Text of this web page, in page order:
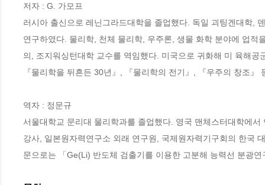
저자 : G. 가모프
러시아 출신으로 레닌그라드대학을 졸업했다. 독일 괴팅겐대학,
연구하였다. 물리학, 천체 물리학, 우주론, 생물 화학 분야에 업
의, 조지워싱턴대학 교수를 역임했다. 미국으로 귀화해 미 육해
『물리학을 뒤흔든 30년』, 『물리학의 전기』, 『우주의 창조』
역자 : 정문규
서울대학교 문리대 물리학과를 졸업했다. 영국 맨체스터대학에
강사, 일본원자력연구소 외래 연구원, 국제원자력기구회의 한국
문으로는 「Ge(Li) 반도체 검출기를 이용한 고분해 능력선 분광연